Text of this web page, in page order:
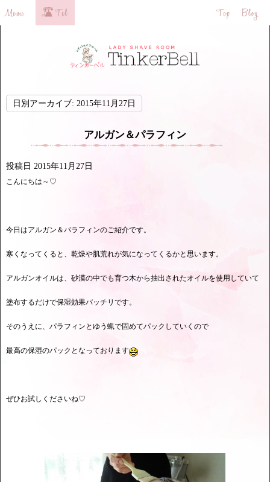
日別アーカイブ: 2015年11月27日
アルガン＆パラフィン
投稿日 2015年11月27日
こんにちは～♡
今日はアルガン＆パラフィンのご紹介です。
寒くなってくると、乾燥や肌荒れが気になってくるかと思います。
アルガンオイルは、砂漠の中でも育つ木から抽出されたオイルを使用していて
塗布するだけで保湿効果バッチリです。
そのうえに、パラフィンとゆう蝋で固めてパックしていくので
最高の保湿のパックとなっております
ぜひお試しくださいね♡